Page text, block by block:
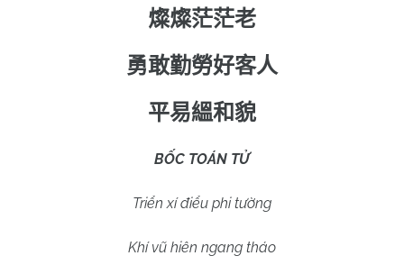
燦燦茫茫老
勇敢勤勞好客人
平易縕和貌
BỐC TOÁN TỬ
Triển xí điểu phi tường
Khí vũ hiên ngang tháo